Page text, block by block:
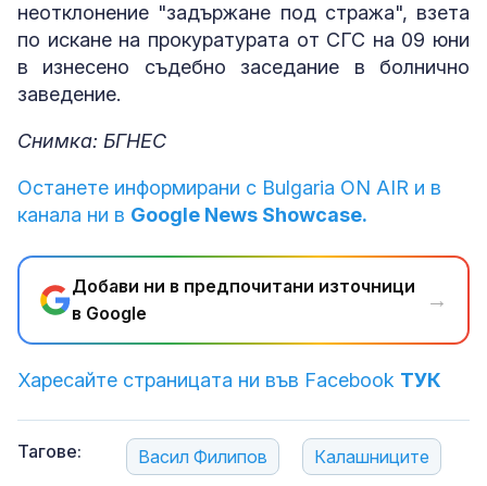
неотклонение "задържане под стража", взета
по искане на прокуратурата от СГС на 09 юни
в изнесено съдебно заседание в болнично
заведение.
Снимка: БГНЕС
Останете информирани с Bulgaria ON AIR и в
канала ни в Google News Showcase.
Добави ни в предпочитани източници
в Google
→
Харесайте страницата ни във Facebook ТУК
Тагове: Васил Филипов Калашниците